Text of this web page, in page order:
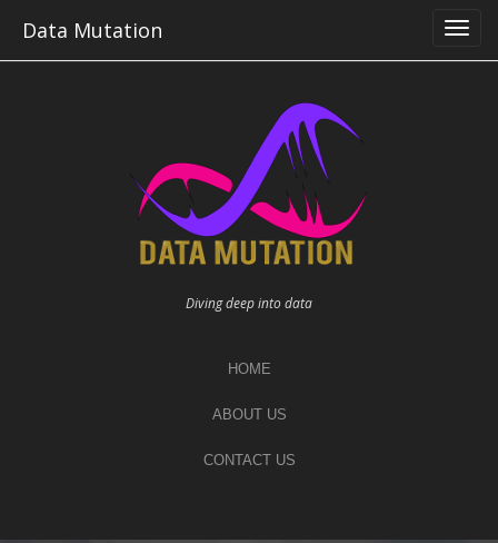
content
Data Mutation
Diving deep into data
HOME
ABOUT US
CONTACT US